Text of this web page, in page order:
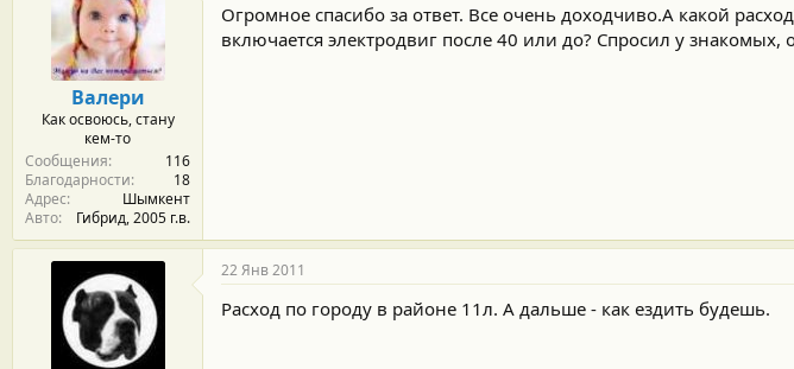
Валери
Как освоюсь, стану
кем-то
Сообщения
116
Благодарности
18
Адрес
Шымкент
Авто
Гибрид, 2005 г.в.
Огромное спасибо за ответ. Все очень доходчиво.А какой
включается электродвиг после 40 или до? Спросил у знакомых,
22 Янв 2011
Расход по городу в районе 11л. А дальше - как ездить будешь.